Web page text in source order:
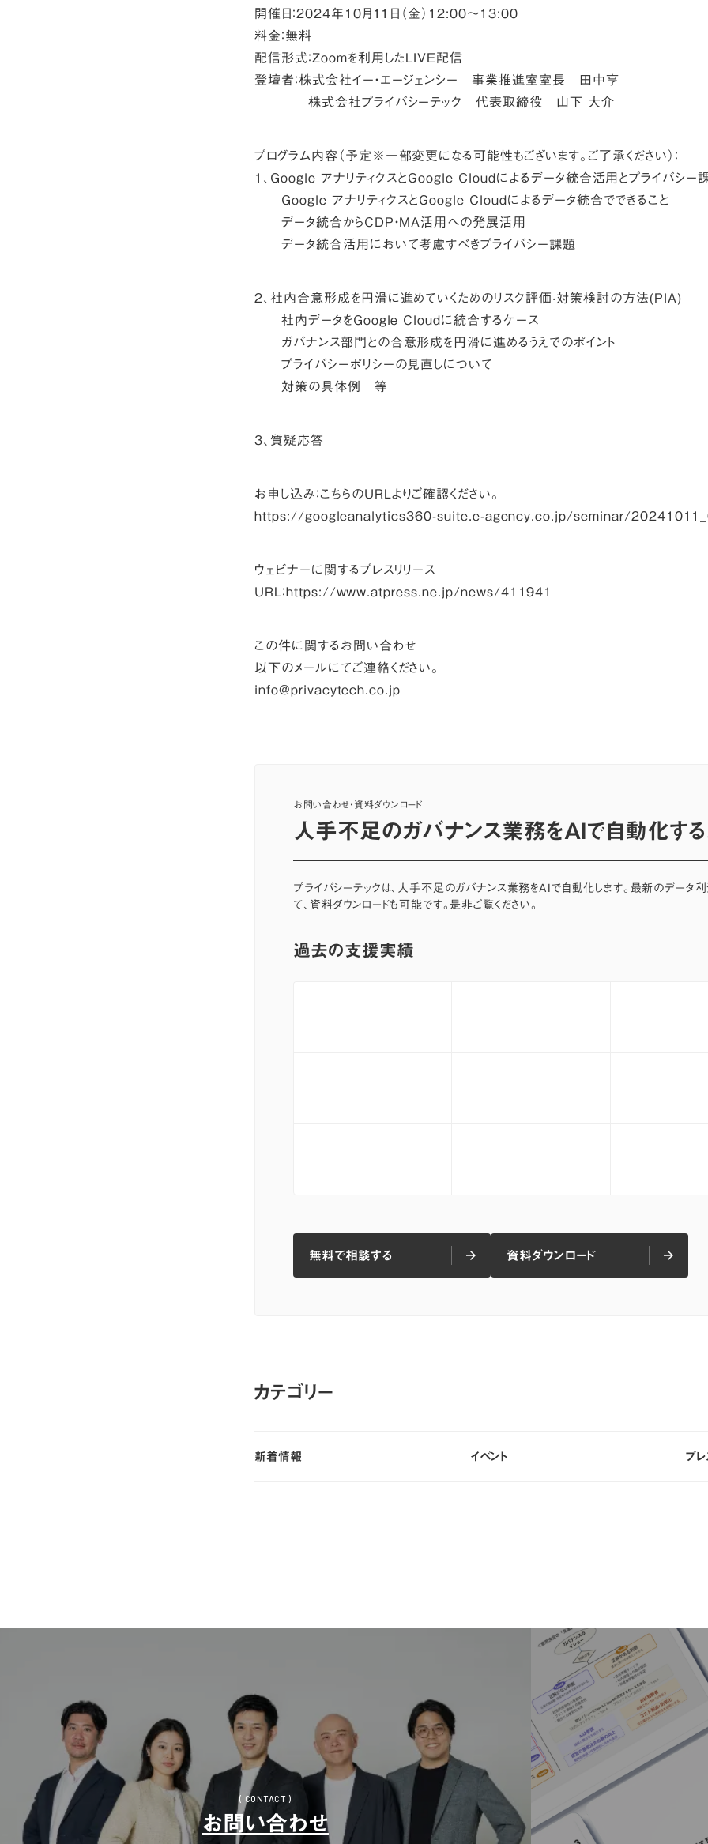
開催日：2024年10月11日（金）12:00〜13:00
料金：無料
配信形式：Zoomを利用したLIVE配信
登壇者：株式会社イー・エージェンシー 事業推進室室長 田中亨
株式会社プライバシーテック 代表取締役 山下 大介
プログラム内容（予定※一部変更になる可能性もございます。ご了承ください）：
１、Google アナリティクスとGoogle Cloudによるデータ統合活用とプライバシー
Google アナリティクスとGoogle Cloudによるデータ統合でできること
データ統合からCDP・MA活用への発展活用
データ統合活用において考慮すべきプライバシー課題
２、社内合意形成を円滑に進めていくためのリスク評価‧対策検討の方法(PIA)
社内データをGoogle Cloudに統合するケース
ガバナンス部門との合意形成を円滑に進めるうえでのポイント
プライバシーポリシーの見直しについて
対策の具体例 等
３、質疑応答
お申し込み：こちらのURLよりご確認ください。
https://googleanalytics360-suite.e-agency.co.jp/seminar/
ウェビナーに関するプレスリリース
URL：https://www.atpress.ne.jp/news/411941
この件に関するお問い合わせ
以下のメールにてご連絡ください。
info@privacytech.co.jp
お問い合わせ・資料ダウンロード
人手不足のガバナンス業務をAIで自動化する
プライバシーテックは、人手不足のガバナンス業務をAIで自動化します。最新のデー
て、資料ダウンロードも可能です。是非ご覧ください。
過去の支援実績
無料で相談する
無料で相談する arrow_forward 資料ダウンロード
資料ダウンロード arrow_forward
カテゴリー
新着情報
新着情報 イベント
イベント プ
プ
( CONTACT )
お問い合わせ